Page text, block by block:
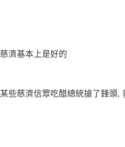
慈濟基本上是好的
某些慈濟信眾吃醋總統搶了鋒頭,